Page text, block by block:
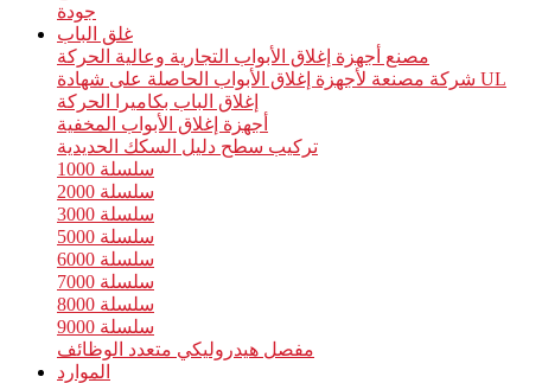
جودة
غلق الباب
مصنع أجهزة إغلاق الأبواب التجارية وعالية الحركة
شركة مصنعة لأجهزة إغلاق الأبواب الحاصلة على شهادة UL
إغلاق الباب بكاميرا الحركة
أجهزة إغلاق الأبواب المخفية
تركيب سطح دليل السكك الحديدية
سلسلة 1000
سلسلة 2000
سلسلة 3000
سلسلة 5000
سلسلة 6000
سلسلة 7000
سلسلة 8000
سلسلة 9000
مفصل هيدروليكي متعدد الوظائف
الموارد